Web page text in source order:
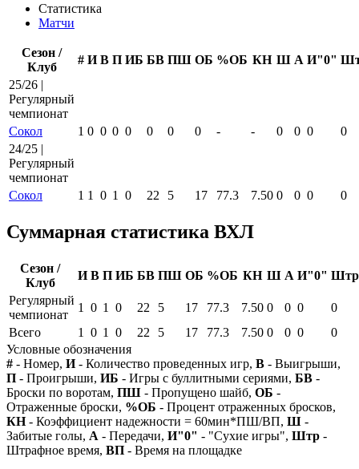
Статистика
Матчи
Сезон /
Клуб
# И В П ИБ БВ ПШ ОБ %ОБ КН Ш А И"0"
25/26 |
Регулярный
чемпионат
Сокол
1 0 0 0 0 0 0 0 - - 0 0 0
0
24/25 |
Регулярный
чемпионат
Сокол
1 1 0 1 0 22 5 17 77.3 7.50 0 0 0 0
Суммарная статистика ВХЛ
Сезон /
Клуб
И В П ИБ БВ ПШ ОБ %ОБ КН Ш А И"0" Штр
Регулярный
чемпионат
1 0 1 0 22 5 17 77.3 7.50 0 0 0
0
Всего
1 0 1 0 22 5 17 77.3 7.50 0 0 0
0
Условные обозначения
# - Номер, И- Количество проведенных игр, В - Выигрыши,
П - Проигрыши, ИБ - Игры с буллитными сериями, БВ -
Броски по воротам, ПШ - Пропущено шайб, ОБ -
Отраженные броски, %ОБ - Процент отраженных бросков,
КН- Коэффициент надежности = 60мин*ПШ/ВП, Ш -
Забитые голы, А - Передачи, И"0" - "Сухие игры", Штр -
Штрафное время, ВП - Время на площадке